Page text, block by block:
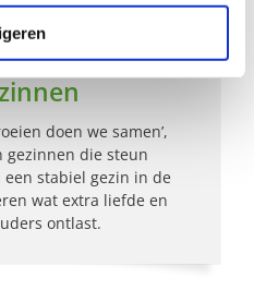
doen we samen’,
gezinnen die steun
stabiel gezin in de
wat extra liefde en
ontlast.